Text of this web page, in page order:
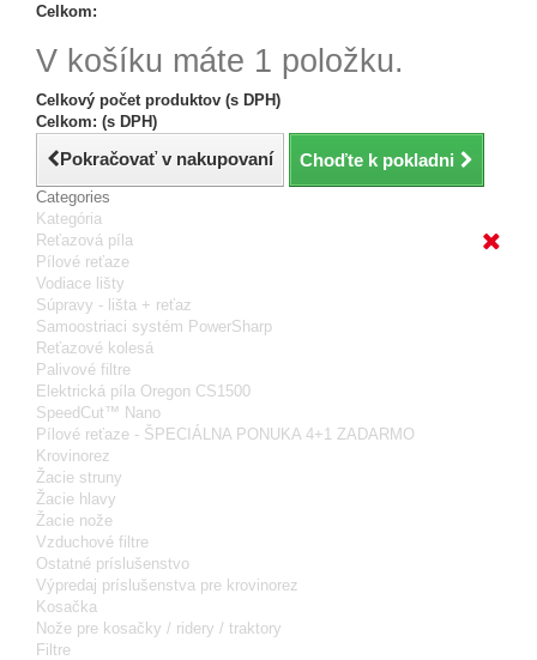
Celkom:
V košíku máte 1 položku.
Celkový počet produktov (s DPH)
Celkom: (s DPH)
Pokračovať v nakupovaní Choďte k pokladni
Categories
Kategória
Reťazová píla
Pílové reťaze
Vodiace lišty
Súpravy - lišta + reťaz
Samoostriaci systém PowerSharp
Reťazové kolesá
Palivové filtre
Elektrická píla Oregon CS1500
SpeedCut™ Nano
Pílové reťaze - ŠPECIÁLNA PONUKA 4+1 ZADARMO
Krovinorez
Žacie struny
Žacie hlavy
Žacie nože
Vzduchové filtre
Ostatné príslušenstvo
Výpredaj príslušenstva pre krovinorez
Kosačka
Nože pre kosačky / ridery / traktory
Filtre